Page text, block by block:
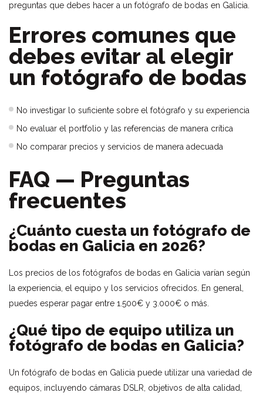
preguntas que debes hacer a un fotógrafo de bodas en Galicia.
Errores comunes que
debes evitar al elegir
un fotógrafo de bodas
No investigar lo suficiente sobre el fotógrafo y su experiencia
No evaluar el portfolio y las referencias de manera crítica
No comparar precios y servicios de manera adecuada
FAQ — Preguntas
frecuentes
¿Cuánto cuesta un fotógrafo de
bodas en Galicia en 2026?
Los precios de los fotógrafos de bodas en Galicia varían según
la experiencia, el equipo y los servicios ofrecidos. En general,
puedes esperar pagar entre 1.500€ y 3.000€ o más.
¿Qué tipo de equipo utiliza un
fotógrafo de bodas en Galicia?
Un fotógrafo de bodas en Galicia puede utilizar una variedad de
equipos, incluyendo cámaras DSLR, objetivos de alta calidad,